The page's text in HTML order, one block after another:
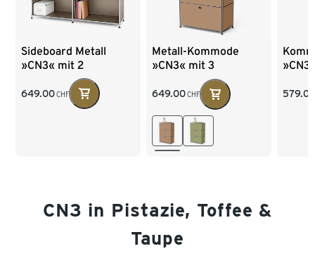
Sideboard Metall
»CN3« mit 2
versetzbaren
Klappenfächern
649.00CHF
Metall-Kommode
»CN3« mit 3
Klappenfächern,
toffee
649.00CHF
salbei
579.00
CN3 in Pistazie, Toffee &
Taupe